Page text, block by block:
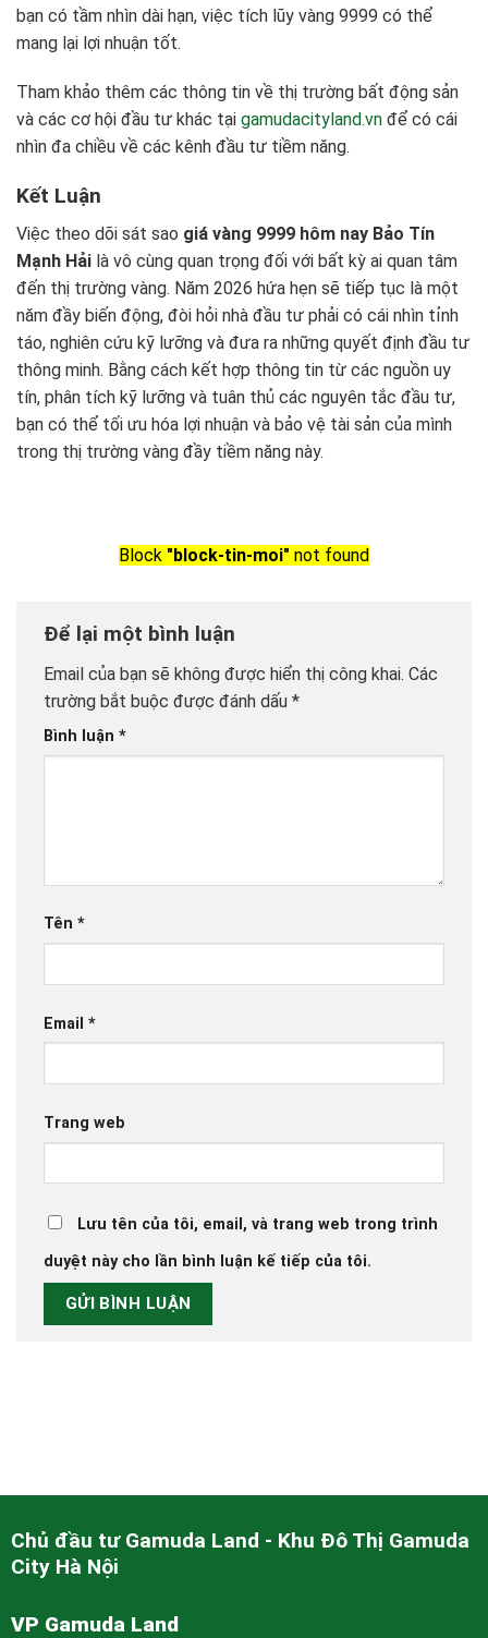
bạn có tầm nhìn dài hạn, việc tích lũy vàng 9999 có thể
mang lại lợi nhuận tốt.
Tham khảo thêm các thông tin về thị trường bất động sản
và các cơ hội đầu tư khác tại gamudacityland.vn để có cái
nhìn đa chiều về các kênh đầu tư tiềm năng.
Kết Luận
Việc theo dõi sát sao giá vàng 9999 hôm nay Bảo Tín
Mạnh Hải là vô cùng quan trọng đối với bất kỳ ai quan tâm
đến thị trường vàng. Năm 2026 hứa hẹn sẽ tiếp tục là một
năm đầy biến động, đòi hỏi nhà đầu tư phải có cái nhìn tỉnh
táo, nghiên cứu kỹ lưỡng và đưa ra những quyết định đầu tư
thông minh. Bằng cách kết hợp thông tin từ các nguồn uy
tín, phân tích kỹ lưỡng và tuân thủ các nguyên tắc đầu tư,
bạn có thể tối ưu hóa lợi nhuận và bảo vệ tài sản của mình
trong thị trường vàng đầy tiềm năng này.
Block "block-tin-moi" not found
Để lại một bình luận
Email của bạn sẽ không được hiển thị công khai. Các
trường bắt buộc được đánh dấu *
Bình luận *
Tên *
Email *
Trang web
Lưu tên của tôi, email, và trang web trong trình
duyệt này cho lần bình luận kế tiếp của tôi.
Chủ đầu tư Gamuda Land - Khu Đô Thị Gamuda
City Hà Nội
VP Gamuda Land